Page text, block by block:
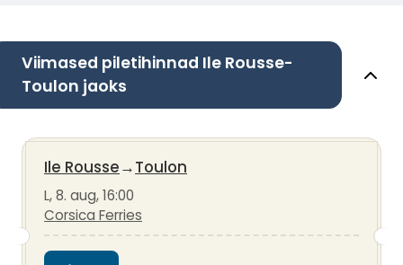
Viimased piletihinnad Ile Rousse-
Toulon jaoks
Ile Rousse→Toulon
L, 8. aug, 16:00
Corsica Ferries